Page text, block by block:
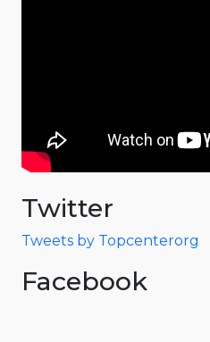
Twitter
Tweets by Topcenterorg
Facebook